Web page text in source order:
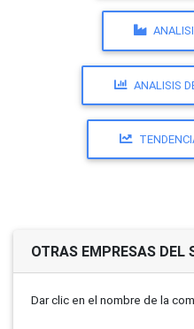
ANALISIS
OTRAS EMPRESAS DEL
Dar clic en el nombre de la